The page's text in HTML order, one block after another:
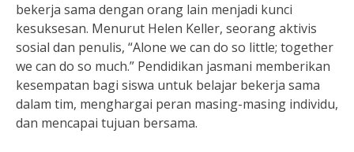
bekerja sama dengan orang lain menjadi kunci
kesuksesan. Menurut Helen Keller, seorang aktivis
sosial dan penulis, “Alone we can do so little; together
we can do so much.” Pendidikan jasmani memberikan
kesempatan bagi siswa untuk belajar bekerja sama
dalam tim, menghargai peran masing-masing individu,
dan mencapai tujuan bersama.